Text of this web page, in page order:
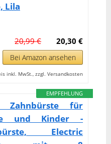
Lila
20,30 €
20,99 €
Bei Amazon ansehen
inkl. MwSt., zzgl. Versandkosten
EMPFEHLUNG
Zahnbürste für
und Kinder -
Electric